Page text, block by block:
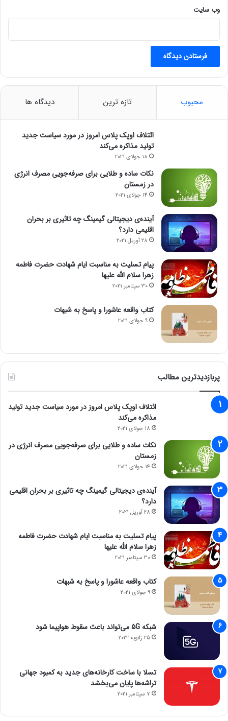
؟
وب‌ سایت
محبوب تازه ترین دیدگاه ها
ائتلاف اوپک پلاس امروز در مورد سیاست جدید
تولید مذاکره می‌کند
18 جولای 2021
نکات ساده و طلایی برای صرفه‌جویی مصرف انرژی
در زمستان
14 جولای 2021
آینده‌ی دیجیتالی گیمینگ چه تاثیری بر بحران
اقلیمی دارد؟
28 آوریل 2021
پیام تسلیت به مناسبت ایام شهادت حضرت فاطمه
زهرا سلام الله علیها
30 سپتامبر 2021
کتاب واقعه عاشورا و پاسخ به شبهات
9 جولای 2021
پربازدیدترین مطالب
ائتلاف اوپک پلاس امروز در مورد سیاست جدید تولید
مذاکره می‌کند
18 جولای 2021
نکات ساده و طلایی برای صرفه‌جویی مصرف انرژی در
زمستان
14 جولای 2021
آینده‌ی دیجیتالی گیمینگ چه تاثیری بر بحران اقلیمی
دارد؟
28 آوریل 2021
پیام تسلیت به مناسبت ایام شهادت حضرت فاطمه
زهرا سلام الله علیها
30 سپتامبر 2021
کتاب واقعه عاشورا و پاسخ به شبهات
9 جولای 2021
شبکه 5G می‌تواند باعث سقوط هواپیما شود
25 ژانویه 2022
تسلا با ساخت کارخانه‌های جدید به کمبود جهانی
تراشه‌ها پایان می‌بخشد
7 سپتامبر 2021